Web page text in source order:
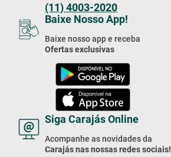
(11) 4003-2020
Baixe Nosso App!
Baixe nosso app e receba
Ofertas exclusivas
Siga Carajás Online
Acompanhe as novidades da
Carajás nas nossas redes sociais!